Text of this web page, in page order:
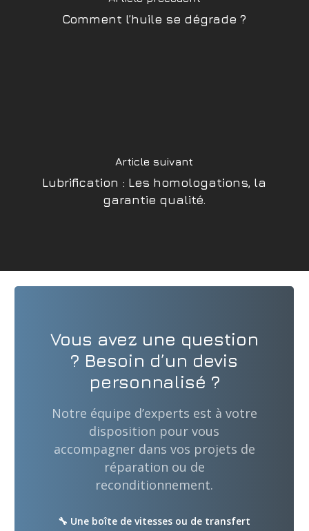
Comment l’huile se dégrade ?
Article suivant
Lubrification : Les homologations, la
garantie qualité.
Vous avez une question
? Besoin d’un devis
personnalisé ?
Notre équipe d’experts est à votre
disposition pour vous
accompagner dans vos projets de
réparation ou de
reconditionnement.
🔧 Une boîte de vitesses ou de transfert